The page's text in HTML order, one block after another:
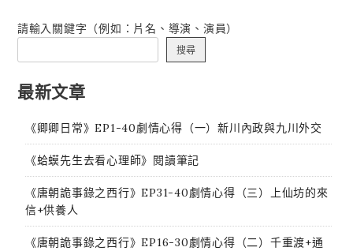
請輸入關鍵字（例如：片名、導演、演員）
搜尋
最新文章
《卿卿日常》EP1-40劇情心得（一）新川內政與九川外交
《蛤蟆先生去看心理師》閱讀筆記
《唐朝詭事錄之西行》EP31-40劇情心得（三）上仙坊的來
信+供養人
《唐朝詭事錄之西行》EP16-30劇情心得（二）千重渡+通